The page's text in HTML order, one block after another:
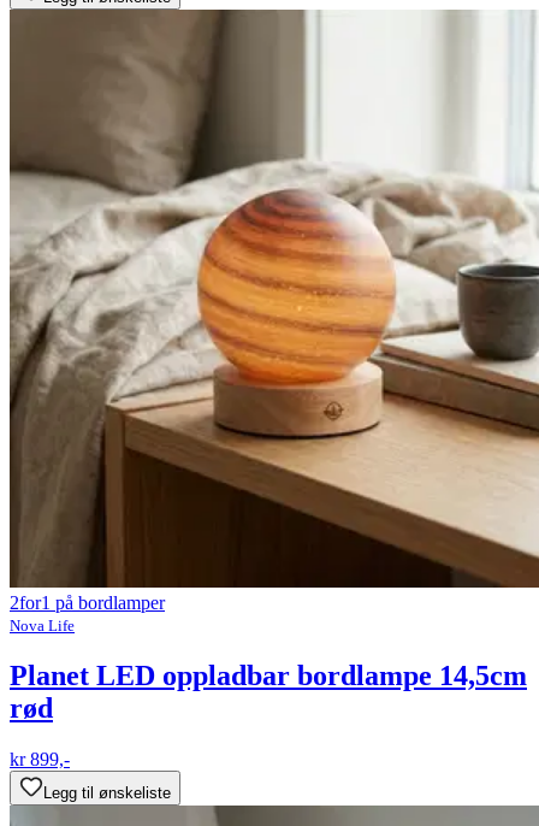
2for1 på bordlamper
Nova Life
Planet LED oppladbar bordlampe 14,5cm
rød
kr 899,-
Legg til ønskeliste